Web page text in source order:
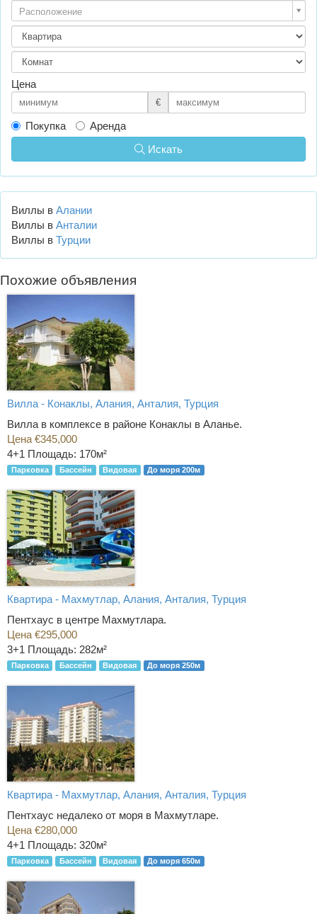
Расположение
Цена
€
Покупка
Аренда
Искать
Виллы в Алании
Виллы в Анталии
Виллы в Турции
Похожие объявления
Вилла - Конаклы, Алания, Анталия, Турция
Вилла в комплексе в районе Конаклы в Аланье.
Цена €345,000
4+1 Площадь: 170м²
Парковка Бассейн Видовая До моря 200м
Квартира - Махмутлар, Алания, Анталия, Турция
Пентхаус в центре Махмутлара.
Цена €295,000
3+1 Площадь: 282м²
Парковка Бассейн Видовая До моря 250м
Квартира - Махмутлар, Алания, Анталия, Турция
Пентхаус недалеко от моря в Махмутларе.
Цена €280,000
4+1 Площадь: 320м²
Парковка Бассейн Видовая До моря 650м